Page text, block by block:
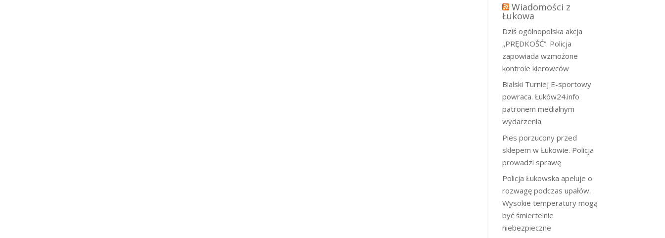
Wiadomości z
Łukowa
Dziś ogólnopolska akcja
„PRĘDKOŚĆ”. Policja
zapowiada wzmożone
kontrole kierowców
Bialski Turniej E-sportowy
powraca. Łuków24.info
patronem medialnym
wydarzenia
Pies porzucony przed
sklepem w Łukowie. Policja
prowadzi sprawę
Policja Łukowska apeluje o
rozwagę podczas upałów.
Wysokie temperatury mogą
być śmiertelnie
niebezpieczne